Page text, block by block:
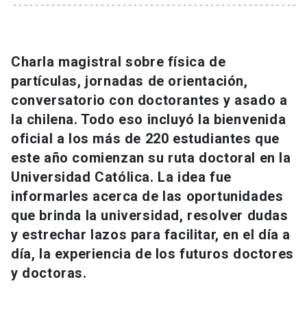
Información para keyboard_arrow_down
Futuros estudiantes
Estudiantes
Académicos
Personal
Alumni launch
Padres y familia
Go to english site launch
ACCESOS DIRECTOS
Admisión launch
Correo UC launch
Mi Portal UC launch
Charla magistral sobre física de
partículas, jornadas de orientación,
conversatorio con doctorantes y asado a
la chilena. Todo eso incluyó la bienvenida
oficial a los más de 220 estudiantes que
este año comienzan su ruta doctoral en la
Universidad Católica. La idea fue
informarles acerca de las oportunidades
que brinda la universidad, resolver dudas
y estrechar lazos para facilitar, en el día a
día, la experiencia de los futuros doctores
y doctoras.